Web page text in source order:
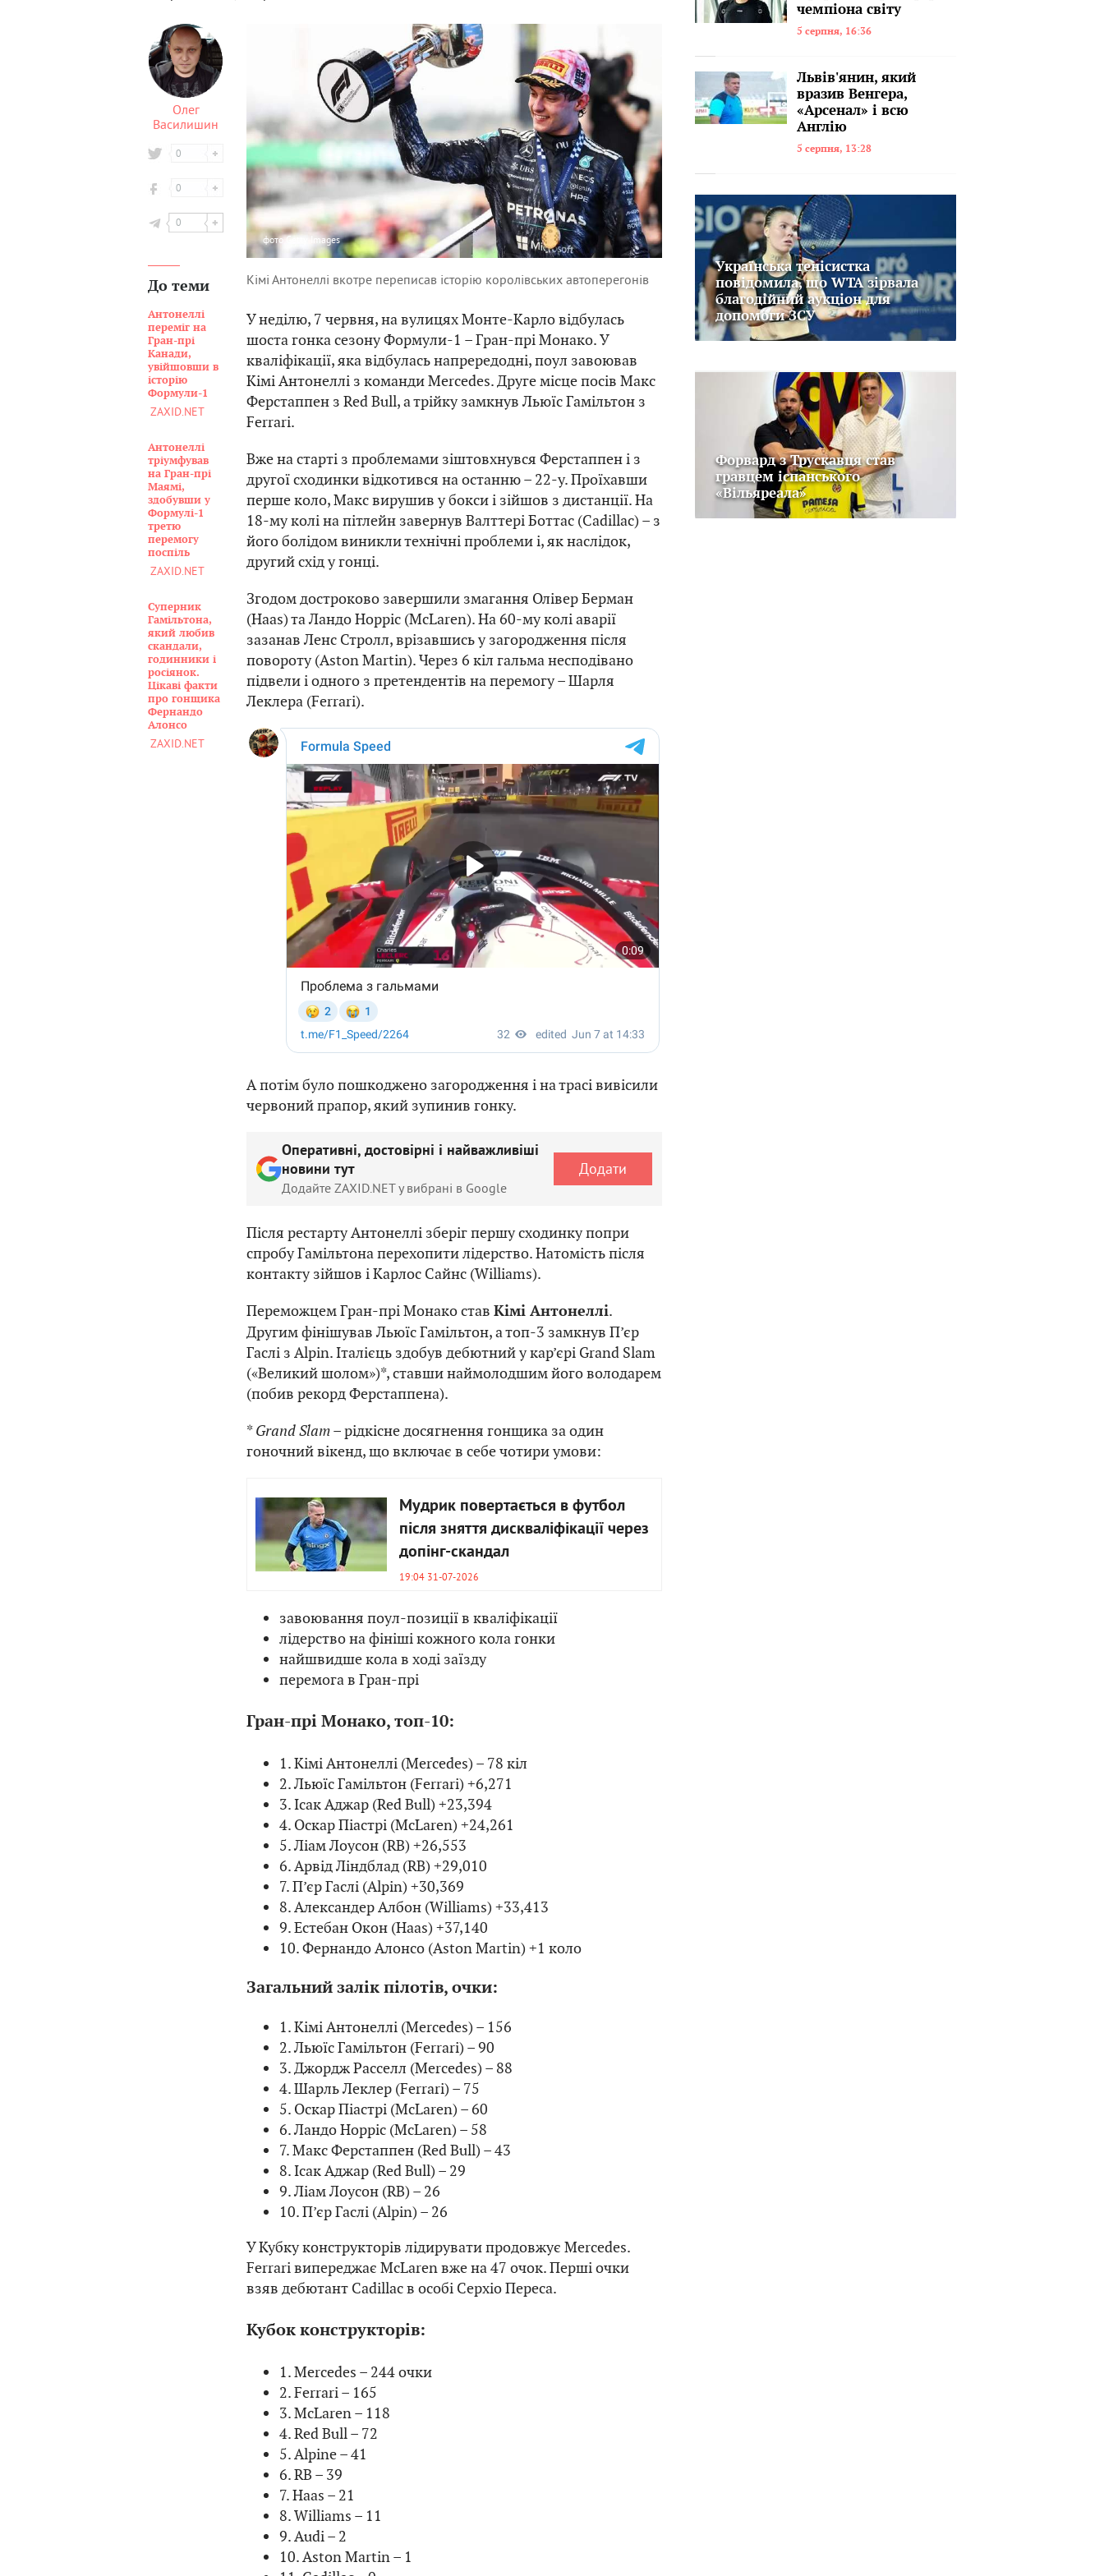
Олег
Василишин
0
0
0
До теми
Антонеллі
переміг на
Гран-прі
Канади,
увійшовши в
історію
Формули-1
ZAXID.NET
Антонеллі
тріумфував
на Гран-прі
Маямі,
здобувши у
Формулі-1
третю
перемогу
поспіль
ZAXID.NET
Суперник
Гамільтона,
який любив
скандали,
годинники і
росіянок.
Цікаві факти
про гонщика
Фернандо
Алонсо
ZAXID.NET
фотоGetty Images
Кімі Антонеллі вкотре переписав історію королівських автоперегонів
У неділю, 7 червня, на вулицях Монте-Карло відбулась
шоста гонка сезону Формули-1 – Гран-прі Монако. У
кваліфікації, яка відбулась напрередодні, поул завоював
Кімі Антонеллі з команди Mercedes. Друге місце посів Макс
Ферстаппен з Red Bull, а трійку замкнув Льюїс Гамільтон з
Ferrari.
Вже на старті з проблемами зіштовхнувся Ферстаппен і з
другої сходинки відкотився на останню – 22-у. Проїхавши
перше коло, Макс вирушив у бокси і зійшов з дистанції. На
18-му колі на пітлейн завернув Валттері Боттас (Cadillac) – з
його болідом виникли технічні проблеми і, як наслідок,
другий схід у гонці.
Згодом достроково завершили змагання Олівер Берман
(Haas) та Ландо Норріс (McLaren). На 60-му колі аварії
зазанав Ленс Стролл, врізавшись у загородження після
повороту (Aston Martin). Через 6 кіл гальма несподівано
підвели і одного з претендентів на перемогу – Шарля
Леклера (Ferrari).
А потім було пошкоджено загородження і на трасі вивісили
червоний прапор, який зупинив гонку.
Оперативні, достовірні і найважливіші
новини тут
Додайте ZAXID.NET у вибрані в Google
Додати
Після рестарту Антонеллі зберіг першу сходинку попри
спробу Гамільтона перехопити лідерство. Натомість після
контакту зійшов і Карлос Сайнс (Williams).
Переможцем Гран-прі Монако став Кімі Антонеллі.
Другим фінішував Льюїс Гамільтон, а топ-3 замкнув П’єр
Гаслі з Alpin. Італієць здобув дебютний у кар’єрі Grand Slam
(«Великий шолом»)*, ставши наймолодшим його володарем
(побив рекорд Ферстаппена).
*Grand Slam– рідкісне досягнення гонщика за один
гоночний вікенд, що включає в себе чотири умови:
Мудрик повертається в футбол
після зняття дискваліфікації через
допінг-скандал
19:04 31-07-2026
завоювання поул-позиції в кваліфікації
лідерство на фініші кожного кола гонки
найшвидше кола в ході заїзду
перемога в Гран-прі
Гран-прі Монако, топ-10:
1. Кімі Антонеллі (Mercedes) – 78 кіл
2. Льюїс Гамільтон (Ferrari) +6,271
3. Ісак Аджар (Red Bull) +23,394
4. Оскар Піастрі (McLaren) +24,261
5. Ліам Лоусон (RB) +26,553
6. Арвід Ліндблад (RB) +29,010
7. П’єр Гаслі (Alpin) +30,369
8. Александер Албон (Williams) +33,413
9. Естебан Окон (Haas) +37,140
10. Фернандо Алонсо (Aston Martin) +1 коло
Загальний залік пілотів, очки:
1. Кімі Антонеллі (Mercedes) – 156
2. Льюїс Гамільтон (Ferrari) – 90
3. Джордж Расселл (Mercedes) – 88
4. Шарль Леклер (Ferrari) – 75
5. Оскар Піастрі (McLaren) – 60
6. Ландо Норріс (McLaren) – 58
7. Макс Ферстаппен (Red Bull) – 43
8. Ісак Аджар (Red Bull) – 29
9. Ліам Лоусон (RB) – 26
10. П’єр Гаслі (Alpin) – 26
У Кубку конструкторів лідирувати продовжує Mercedes.
Ferrari випереджає McLaren вже на 47 очок. Перші очки
взяв дебютант Cadillac в особі Серхіо Переса.
Кубок конструкторів:
1. Mercedes – 244 очки
2. Ferrari – 165
3. McLaren – 118
4. Red Bull – 72
5. Alpine – 41
6. RB – 39
7. Haas – 21
8. Williams – 11
9. Audi – 2
10. Aston Martin – 1
чемпіона світу
5 серпня, 16:36
Львів'янин, який
вразив Венгера,
«Арсенал» і всю
Англію
5 серпня, 13:28
Українська тенісистка
повідомила, що WTA зірвала
благодійний аукціон для
допомоги ЗСУ
Форвард з Трускавця став
гравцем іспанського
«Вільяреала»